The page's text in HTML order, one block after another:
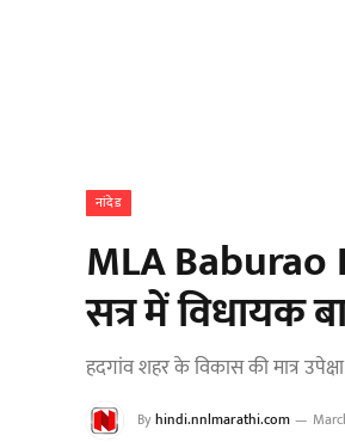
नांदेड
MLA Baburao
सत्र में विधायक
हदगांव शहर के विकास की मात्र
Byhindi.nnlmarathi.com